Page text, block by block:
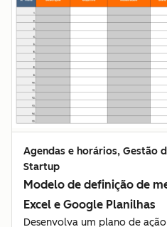
Agendas e horários, Gestão
Startup
Modelo de definição de
Excel e Google Planilhas
Desenvolva um plano de